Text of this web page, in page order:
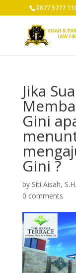
0877 5777
Jika
Gini
Gini ?
by Siti Aisah,
0 comments